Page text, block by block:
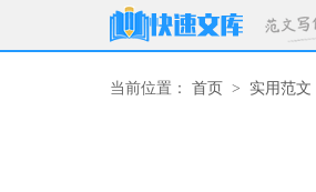
当前位置： 首页 > 实用范文